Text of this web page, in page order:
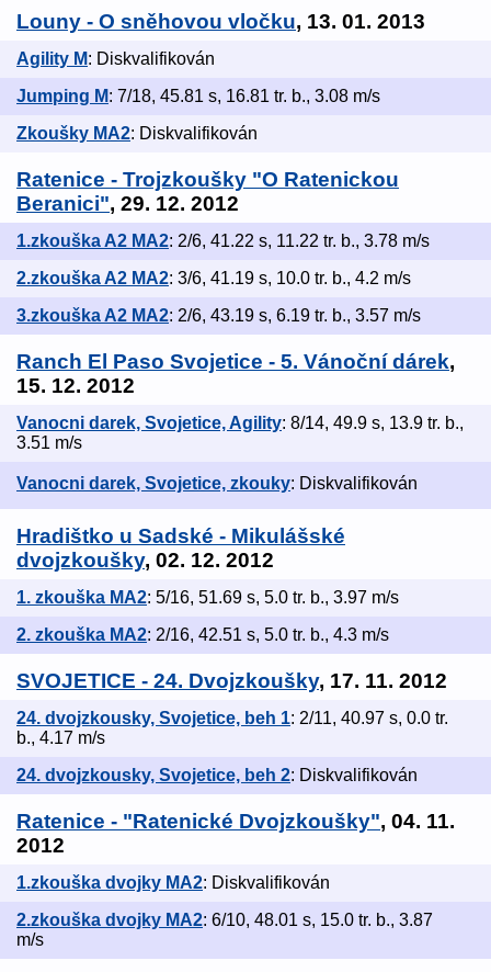
Louny - O sněhovou vločku, 13. 01. 2013
Agility M: Diskvalifikován
Jumping M: 7/18, 45.81 s, 16.81 tr. b., 3.08 m/s
Zkoušky MA2: Diskvalifikován
Ratenice - Trojzkoušky "O Ratenickou
Beranici", 29. 12. 2012
1.zkouška A2 MA2: 2/6, 41.22 s, 11.22 tr. b., 3.78 m/s
2.zkouška A2 MA2: 3/6, 41.19 s, 10.0 tr. b., 4.2 m/s
3.zkouška A2 MA2: 2/6, 43.19 s, 6.19 tr. b., 3.57 m/s
Ranch El Paso Svojetice - 5. Vánoční dárek,
15. 12. 2012
Vanocni darek, Svojetice, Agility: 8/14, 49.9 s, 13.9 tr. b.,
3.51 m/s
Vanocni darek, Svojetice, zkouky: Diskvalifikován
Hradištko u Sadské - Mikulášské
dvojzkoušky, 02. 12. 2012
1. zkouška MA2: 5/16, 51.69 s, 5.0 tr. b., 3.97 m/s
2. zkouška MA2: 2/16, 42.51 s, 5.0 tr. b., 4.3 m/s
SVOJETICE - 24. Dvojzkoušky, 17. 11. 2012
24. dvojzkousky, Svojetice, beh 1: 2/11, 40.97 s, 0.0 tr.
b., 4.17 m/s
24. dvojzkousky, Svojetice, beh 2: Diskvalifikován
Ratenice - "Ratenické Dvojzkoušky", 04. 11.
2012
1.zkouška dvojky MA2: Diskvalifikován
2.zkouška dvojky MA2: 6/10, 48.01 s, 15.0 tr. b., 3.87
m/s